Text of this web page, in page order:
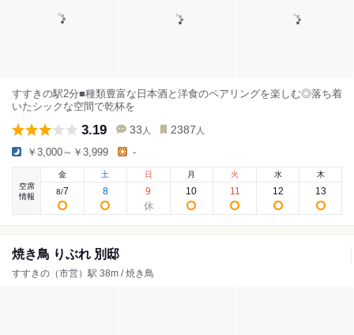
すすきの駅2分■種類豊富な日本酒と洋食のペアリングを楽しむ◎落ち着
いたシックな空間で乾杯を
3.19 33 人 2387 人
￥3,000～￥3,999 -
空席
情報
金
8/7
土
8
日
9
月
10
火
11
水
12
木
13
焼き鳥 りぶれ 別邸
すすきの（市営）駅 38m / 焼き鳥